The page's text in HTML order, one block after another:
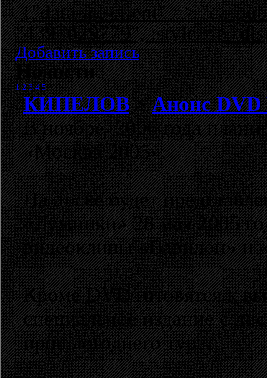
{"data-ad-client" => "ca-
"4397029779", :style =>
Добавить запись
Новости
1 2 3 4 5 6
КИПЕЛОВ>Анонс
В ноябре 2006 года
«Москва 2005».
На диске будет
«Лужники» 28 мая 2005
видеоклипы «Вавилон» и
Кроме DVD готовятся к
специальное издание с
прошлогоднего тура.